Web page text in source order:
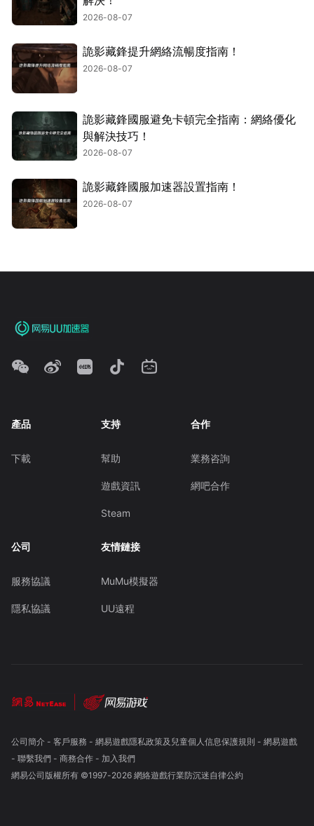
2026-08-07
詭影藏鋒提升網絡流暢度指南！
2026-08-07
詭影藏鋒國服避免卡頓完全指南：網絡優化
與解決技巧！
2026-08-07
詭影藏鋒國服加速器設置指南！
2026-08-07
產品
下載
支持
幫助
遊戲資訊
Steam
合作
業務咨詢
網吧合作
公司
服務協議
隱私協議
友情鏈接
MuMu模擬器
UU遠程
公司簡介- 客戶服務 - 網易遊戲隱私政策及兒童個人信息保護規則 - 網易遊戲
- 聯繫我們- 商務合作- 加入我們
網易公司版權所有 ©1997-2026 網絡遊戲行業防沉迷自律公約